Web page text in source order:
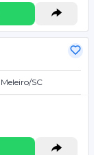
Meleiro/SC